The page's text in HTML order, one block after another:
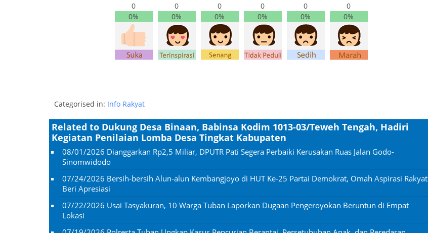
0
0%
0
0%
0
0%
0
0%
0
0%
0
0%
Categorised in: Info Rakyat
Related to Dukung Desa Binaan, Babinsa Kodim 1013-03/Teweh Tengah, Hadiri
Kegiatan Penilaian Lomba Desa Tingkat Kabupaten
08/01/2026 Dianggarkan Rp2,5 Miliar, DPUTR Pati Segera Perbaiki Kerusakan Ruas Jalan Godo-
Sinomwidodo
07/24/2026 Bersih-bersih Alun-alun Kembangjoyo di HUT Ke-25 Partai Demokrat, Omah Aspirasi Rakyat
Beri Apresiasi
07/22/2026 Usai Tasyakuran, 10 Warga Tuban Laporkan Dugaan Pengeroyokan Beruntun di Empat
Lokasi